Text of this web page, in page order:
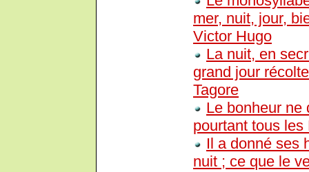
mer, nuit, jour,
Victor Hugo
La nuit, en
grand jour
Tagore
Le bonheur ne
pourtant tous
Il a donné ses
nuit ; ce que le